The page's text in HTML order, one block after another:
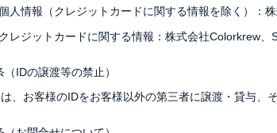
個人情報（クレジットカードに関する情報を除く）：
クレジットカードに関する情報：株式会社Colorkrew、
（IDの譲渡等の禁止）
、お客様のIDをお客様以外の第三者に譲渡・貸与、